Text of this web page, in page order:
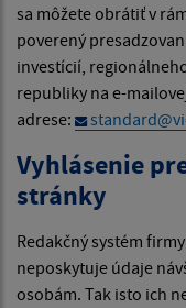
sa môžete obrátiť v
poverený
investícií,
republiky na e-
adrese:
Vyhlásenie
stránky
Redakčný systém
neposkytuje údaje
osobám. Tak isto ich